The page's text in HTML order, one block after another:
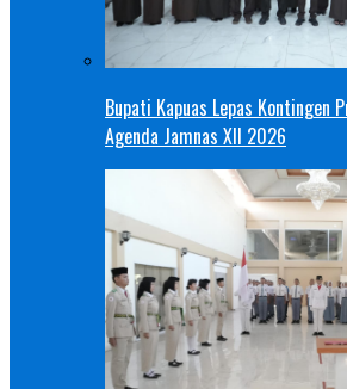
Bupati Kapuas Lepas Kontingen
Agenda Jamnas XII 2026